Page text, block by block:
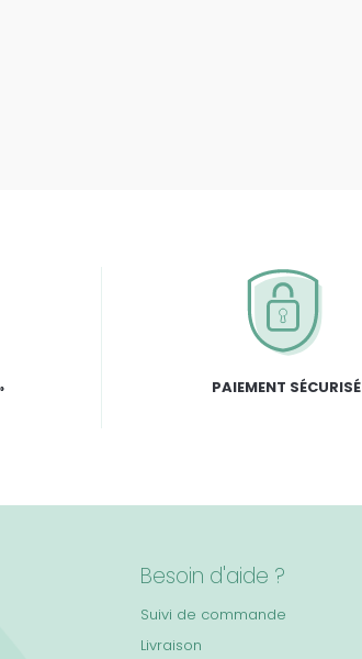
PAIEMENT SÉCURISÉ
Besoin d'aide ?
Suivi de commande
Livraison